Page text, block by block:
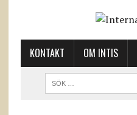
KONTAKT OM INTIS